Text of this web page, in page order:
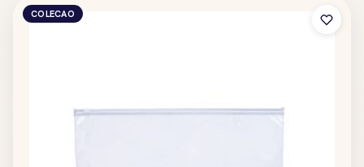
COLECAO